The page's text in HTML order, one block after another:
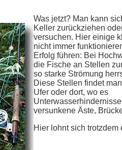
Was jetzt? Man kann
Keller zurückziehen
versuchen. Hier einige
nicht immer
Erfolg führen: Bei
die Fische an Stellen
so starke Strömung
Diese Stellen findet
Ufer oder dort, wo es
versunkene Äste,
Hier lohnt sich trotzdem